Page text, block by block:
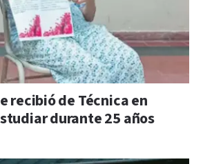
recibió de Técnica en
durante 25 años